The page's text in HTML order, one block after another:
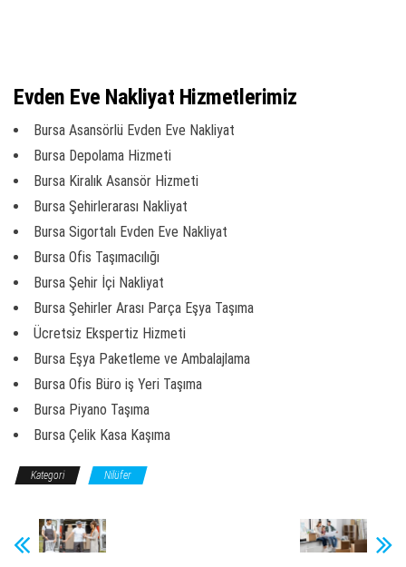
Evden Eve Nakliyat Hizmetlerimiz
Bursa Asansörlü Evden Eve Nakliyat
Bursa Depolama Hizmeti
Bursa Kiralık Asansör Hizmeti
Bursa Şehirlerarası Nakliyat
Bursa Sigortalı Evden Eve Nakliyat
Bursa Ofis Taşımacılığı
Bursa Şehir İçi Nakliyat
Bursa Şehirler Arası Parça Eşya Taşıma
Ücretsiz Ekspertiz Hizmeti
Bursa Eşya Paketleme ve Ambalajlama
Bursa Ofis Büro iş Yeri Taşıma
Bursa Piyano Taşıma
Bursa Çelik Kasa Kaşıma
Kategori Nilüfer